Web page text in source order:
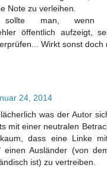
Note zu verleihen.
sollte man, wenn
öffentlich aufzeigt,
Wirkt sonst doch
24, 2014
was der Autor
mit einer neutralen
dass eine Linke
einen Ausländer (von
ist) zu vertreiben.